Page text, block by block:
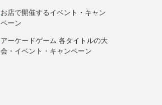
お店で開催するイベント・キャン
ペーン
アーケードゲーム 各タイトルの大
会・イベント・キャンペーン